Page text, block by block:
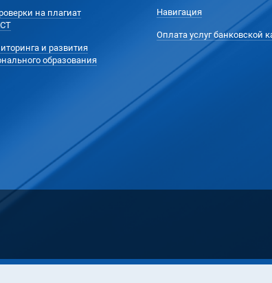
на плагиат
и развития
образования
Навигация
Оплата услуг банковской